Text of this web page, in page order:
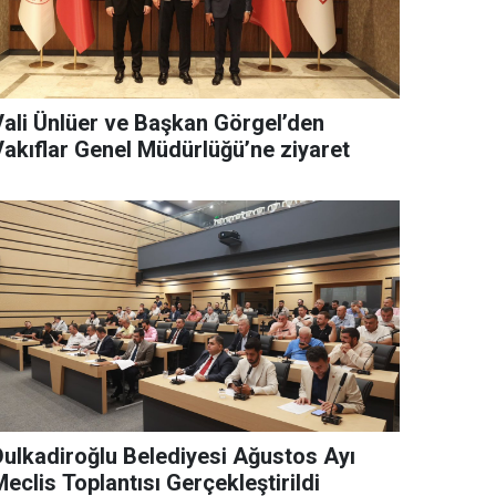
Ünlüer ve Başkan Görgel’den
Genel Müdürlüğü’ne ziyaret
Belediyesi Ağustos Ayı
Toplantısı Gerçekleştirildi